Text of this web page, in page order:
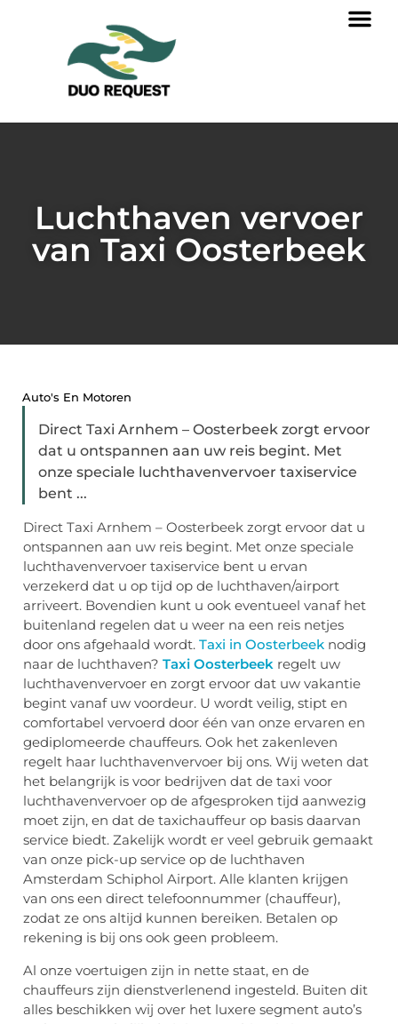
Luchthaven vervoer
van Taxi Oosterbeek
Auto's En Motoren
Direct Taxi Arnhem – Oosterbeek zorgt ervoor
dat u ontspannen aan uw reis begint. Met
onze speciale luchthavenvervoer taxiservice
bent ...
Direct Taxi Arnhem – Oosterbeek zorgt ervoor dat u
ontspannen aan uw reis begint. Met onze speciale
luchthavenvervoer taxiservice bent u ervan
verzekerd dat u op tijd op de luchthaven/airport
arriveert. Bovendien kunt u ook eventueel vanaf het
buitenland regelen dat u weer na een reis netjes
door ons afgehaald wordt. Taxi in Oosterbeek nodig
naar de luchthaven? Taxi Oosterbeek regelt uw
luchthavenvervoer en zorgt ervoor dat uw vakantie
begint vanaf uw voordeur. U wordt veilig, stipt en
comfortabel vervoerd door één van onze ervaren en
gediplomeerde chauffeurs. Ook het zakenleven
regelt haar luchthavenvervoer bij ons. Wij weten dat
het belangrijk is voor bedrijven dat de taxi voor
luchthavenvervoer op de afgesproken tijd aanwezig
moet zijn, en dat de taxichauffeur op basis daarvan
service biedt. Zakelijk wordt er veel gebruik gemaakt
van onze pick-up service op de luchthaven
Amsterdam Schiphol Airport. Alle klanten krijgen
van ons een direct telefoonnummer (chauffeur),
zodat ze ons altijd kunnen bereiken. Betalen op
rekening is bij ons ook geen probleem.
Al onze voertuigen zijn in nette staat, en de
chauffeurs zijn dienstverlenend ingesteld. Buiten dit
alles beschikken wij over het luxere segment auto’s